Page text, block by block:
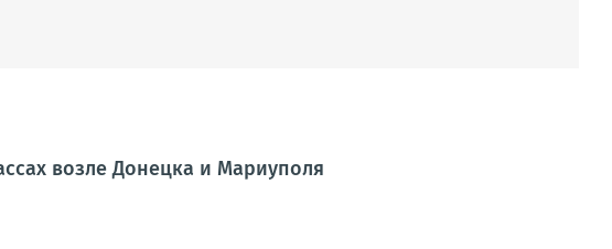
возле Донецка и Мариуполя